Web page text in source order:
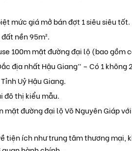
mức giá mở bán đợt 1 siêu siêu tốt.
nền 95m².
100m mặt đường đại lộ (bao gồm
địa nhất Hậu Giang” – Có 1 không
Uỷ Hậu Giang.
đô thị kiểu mẫu.
mặt đường đại lộ Võ Nguyên Giáp
tiện ích như trung tâm thương mại,